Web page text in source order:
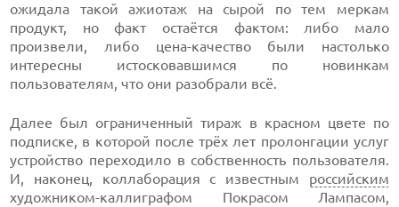
ожидала такой ажиотаж на сырой по тем меркам
продукт, но факт остаётся фактом: либо мало
произвели, либо цена-качество были настолько
интересны истосковавшимся по новинкам
пользователям, что они разобрали всё.
Далее был ограниченный тираж в красном цвете по
подписке, в которой после трёх лет пролонгации услуг
устройство переходило в собственность пользователя.
И, наконец, коллаборация с известным российским
художником-каллиграфом Покрасом Лампасом,